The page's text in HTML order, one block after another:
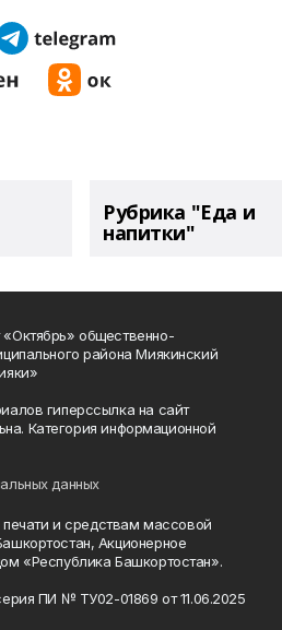
Рубрика "Еда и
напитки"
общественно-
района Миякинский
гиперссылка на сайт
Категория информационной
данных
печати и средствам массовой
Акционерное
«Республика Башкортостан».
ПИ № ТУ02-01869 от 11.06.2025